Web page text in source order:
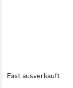
Fast ausverkauft